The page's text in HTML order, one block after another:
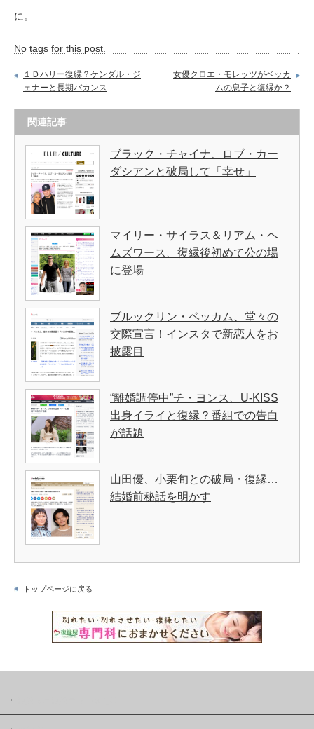
に。
No tags for this post.
１Ｄハリー復縁？ケンダル・ジ
ェナーと長期バカンス
女優クロエ・モレッツがベッカ
ムの息子と復縁か？
関連記事
ブラック・チャイナ、ロブ・カー
ダシアンと破局して「幸せ」
マイリー・サイラス＆リアム・ヘ
ムズワース、復縁後初めて公の場
に登場
ブルックリン・ベッカム、堂々の
交際宣言！インスタで新恋人をお
披露目
“離婚調停中”チ・ヨンス、U-KISS
出身イライと復縁？番組での告白
が話題
山田優、小栗旬との破局・復縁…
結婚前秘話を明かす
トップページに戻る